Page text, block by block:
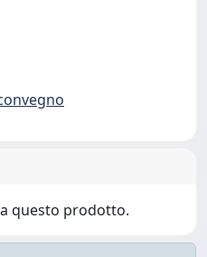
questo prodotto.